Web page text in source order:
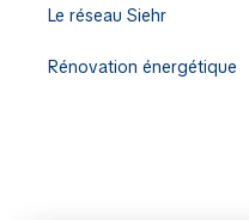
Le réseau Siehr
Rénovation énergétique